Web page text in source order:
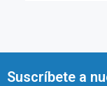
Suscríbete a